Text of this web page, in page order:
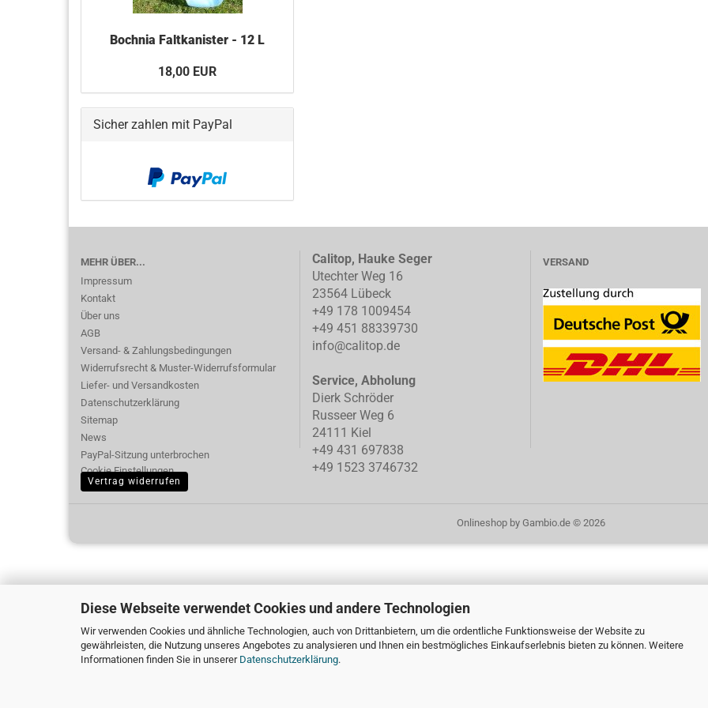
Diese Webseite verwendet Cookies und andere Technologien
Wir verwenden Cookies und ähnliche Technologien, auch von Drittanbietern, um die ordentliche Funktionsweise der Website zu
gewährleisten, die Nutzung unseres Angebotes zu analysieren und Ihnen ein bestmögliches Einkaufserlebnis bieten zu können. Weitere
Informationen finden Sie in unserer Datenschutzerklärung.
Bochnia Faltkanister - 12 L
18,00 EUR
Sicher zahlen mit PayPal
MEHR ÜBER...
Impressum
Kontakt
Über uns
AGB
Versand- & Zahlungsbedingungen
Widerrufsrecht & Muster-Widerrufsformular
Liefer- und Versandkosten
Datenschutzerklärung
Sitemap
News
PayPal-Sitzung unterbrochen
Cookie Einstellungen
Calitop, Hauke Seger
Utechter Weg 16
23564 Lübeck
+49 178 1009454
+49 451 88339730
info@calitop.de
Service, Abholung
Dierk Schröder
Russeer Weg 6
24111 Kiel
+49 431 697838
+49 1523 3746732
VERSAND
Vertrag widerrufen
Onlineshop by Gambio.de © 2026